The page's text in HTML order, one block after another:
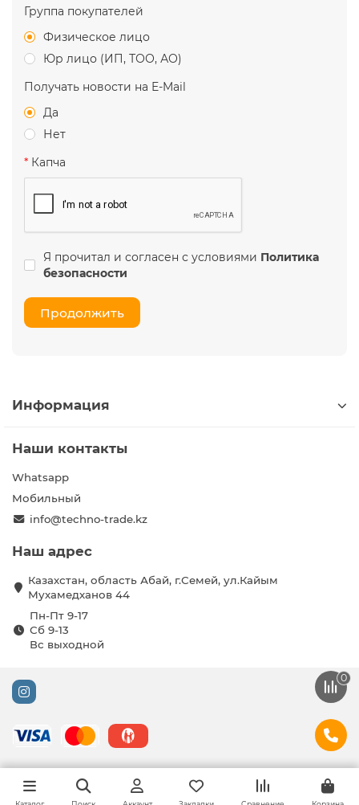
Группа покупателей
Физическое лицо
Юр лицо (ИП, ТОО, АО)
Получать новости на E-Mail
Да
Нет
Капча
Я прочитал и согласен с условиями Политика
безопасности
Продолжить
Информация
Наши контакты
Whatsapp
Мобильный
info@techno-trade.kz
Наш адрес
Казахстан, область Абай, г.Семей, ул.Кайым
Мухамедханов 44
Пн-Пт 9-17
Сб 9-13
Вс выходной
0